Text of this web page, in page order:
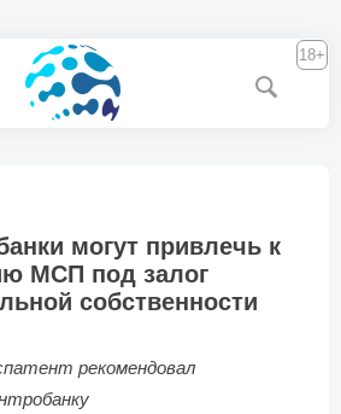
18+
могут привлечь к
МСП под залог
собственности
рекомендовал